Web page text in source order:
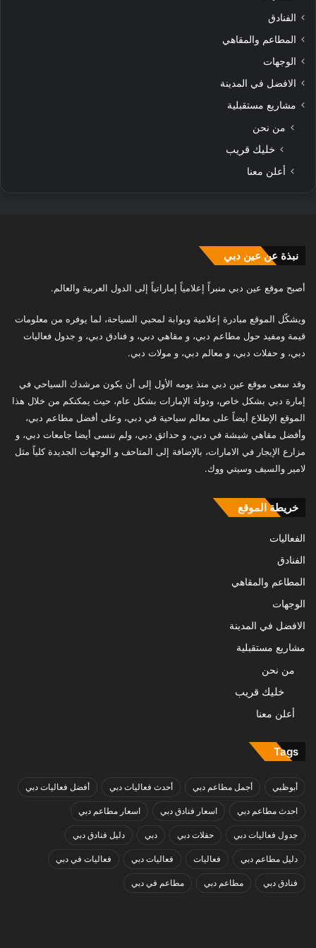
الفنادق
المطاعم والمقاهي
الوجهات
الافضل في المدينة
مشاريع مستقبلية
من نحن
خليك قريب
أعلن معنا
نبذة عن عين دبي
أصبح موقع عين دبي منبراً إعلامياً إماراتياً إلى الدول العربية والعالم.
ويشكّل الموقع مبادرة إعلامية وبوابة لمحبي السياحة، لما يوفره من معلومات
قيمة ومفيد حول مطاعم دبي، و مقاهي دبي، و فنادق دبي، و جدول فعاليات
دبي، و حفلات دبي، و معالم دبي، و مولات دبي.
وقد سعى موقع عين دبي منذ يومه الأول إلى أن يكون مرشدك السياحي في
إمارة دبي بشكل خاص، ودولة الإمارات بشكل عام، حيث يمكنكم من خلال هذا
الموقع الإطلاع أيضاً على معالم سياحية في دبي، وعلى أفضل مطاعم دبي،
وأفضل مقاهي شيشة في دبي، و حدائق دبي، ولم ننسى أيضا جامعات دبي، و
مزارع الإيجار في الامارات، بالإضافة إلى المتاحف و الوجهات الجديدة كلياً مثل
لامير والسيف وسيتي ووك.
خريطة الموقع
الفعاليات
الفنادق
المطاعم والمقاهي
الوجهات
الافضل في المدينة
مشاريع مستقبلية
من نحن
خليك قريب
أعلن معنا
Tags
أبوظبي أجمل مطاعم دبي أحدث فعاليات دبي أفضل فعاليات دبي
احدث مطاعم دبي اسعار فنادق دبي اسعار مطاعم دبي
جدول فعاليات دبي حفلات دبي دبي دليل فنادق دبي
دليل مطاعم دبي فعاليات فعاليات دبي فعاليات في دبي
فنادق دبي مطاعم دبي مطاعم في دبي